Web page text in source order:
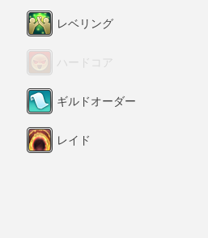
レベリング
ハードコア
ギルドオーダー
レイド